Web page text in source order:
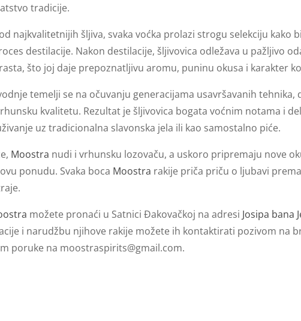
tradicije.
najkvalitetnijih šljiva, svaka voćka prolazi strogu selekciju kako
destilacije. Nakon destilacije, šljivovica odležava u pažljivo
što joj daje prepoznatljivu aromu, puninu okusa i karakter
temelji se na očuvanju generacijama usavršavanih tehnika,
kvalitetu. Rezultat je šljivovica bogata voćnim notama i
uz tradicionalna slavonska jela ili kao samostalno piće.
Moostra nudi i vrhunsku lozovaču, a uskoro pripremaju nove
ponudu. Svaka boca Moostra rakije priča priču o ljubavi
možete pronaći u Satnici Đakovačkoj na adresi Josipa bana
i narudžbu njihove rakije možete ih kontaktirati pozivom na
poruke na moostraspirits@gmail.com.